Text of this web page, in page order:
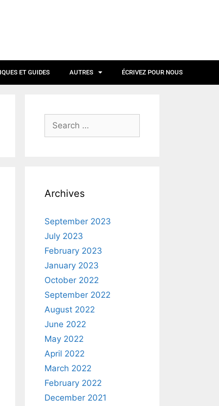
ET GUIDES AUTRES ÉCRIVEZ POUR NOUS
Archives
September 2023
July 2023
February 2023
January 2023
October 2022
September 2022
August 2022
June 2022
May 2022
April 2022
March 2022
February 2022
December 2021